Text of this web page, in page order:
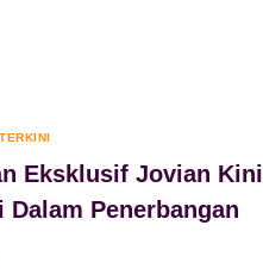
TERKINI
Eksklusif Jovian Kini
Dalam Penerbangan